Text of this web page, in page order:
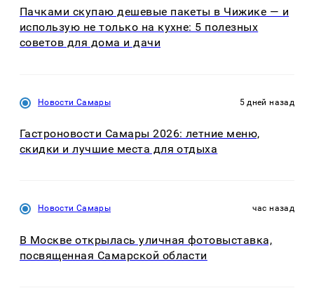
Пачками скупаю дешевые пакеты в Чижике — и
использую не только на кухне: 5 полезных
советов для дома и дачи
Новости Самары 5 дней назад
Гастроновости Самары 2026: летние меню,
скидки и лучшие места для отдыха
Новости Самары час назад
В Москве открылась уличная фотовыставка,
посвященная Самарской области